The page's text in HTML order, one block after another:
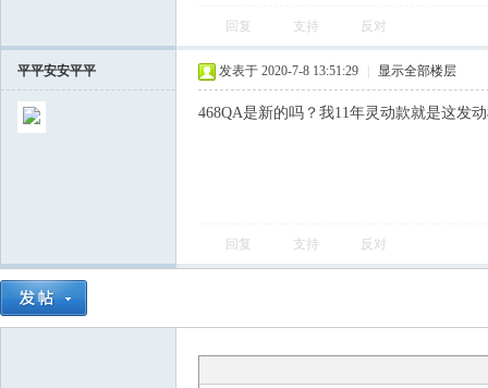
回复 支持 反对
平平安安平平 发表于 2020-7-8 13:51:29 显示全部楼层
468QA是新的吗？我11年灵动款就是这发
回复 支持 反对